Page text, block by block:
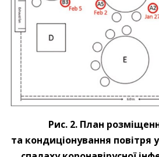
Рис. 2. План
та кондиціонування повітря